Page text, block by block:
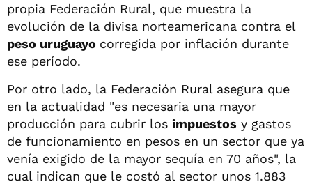
propia Federación Rural, que muestra la
evolución de la divisa norteamericana contra el
peso uruguayo corregida por inflación durante
ese período.
Por otro lado, la Federación Rural asegura que
en la actualidad "es necesaria una mayor
producción para cubrir los impuestos y gastos
de funcionamiento en pesos en un sector que ya
venía exigido de la mayor sequía en 70 años", la
cual indican que le costó al sector unos 1.883